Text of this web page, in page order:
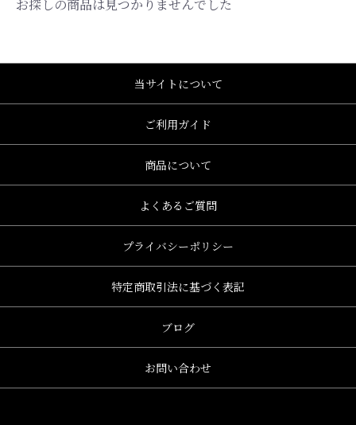
お探しの商品は見つかりませんでした
当サイトについて
ご利用ガイド
商品について
よくあるご質問
プライバシーポリシー
特定商取引法に基づく表記
ブログ
お問い合わせ